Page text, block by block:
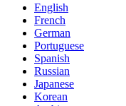
English
French
German
Portuguese
Spanish
Russian
Japanese
Korean